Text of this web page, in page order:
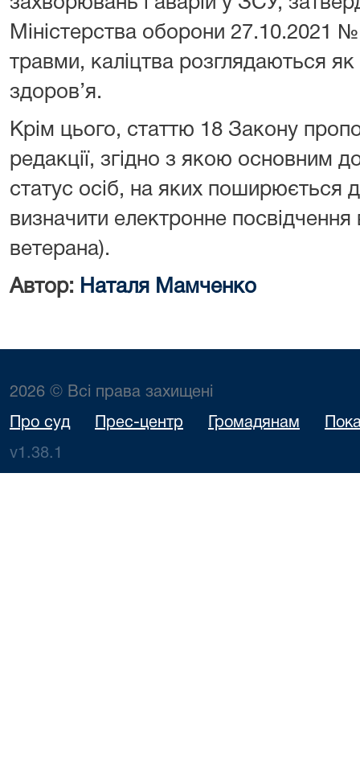
Міністерства оборони 27.10.2021 №
травми, каліцтва розглядаються
здоров’я.
Крім цього, статтю 18 Закону
редакції, згідно з якою основним
статус осіб, на яких поширюється
визначити електронне
ветерана).
Автор: Наталя Мамченко
2026 © Всі права захищені
Про суд Прес-центр Громадянам
v1.38.1